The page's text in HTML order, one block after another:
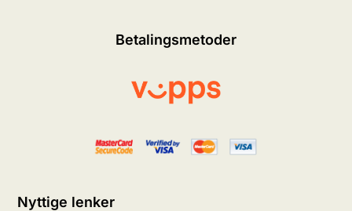
Betalingsmetoder
Nyttige lenker